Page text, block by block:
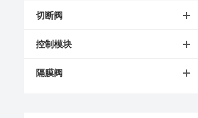
切断阀
控制模块
隔膜阀